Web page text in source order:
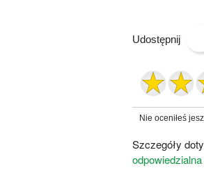
Udostępnij
Nie oceniłeś
Szczegóły